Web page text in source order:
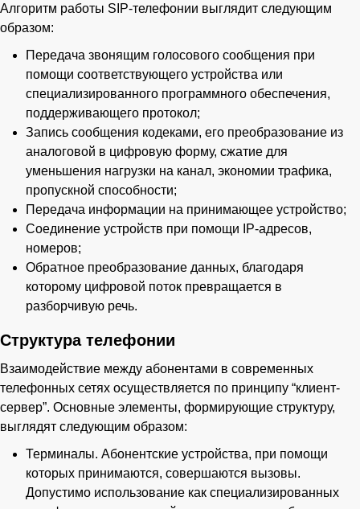
Алгоритм работы SIP-телефонии выглядит следующим
образом:
Передача звонящим голосового сообщения при
помощи соответствующего устройства или
специализированного программного обеспечения,
поддерживающего протокол;
Запись сообщения кодеками, его преобразование из
аналоговой в цифровую форму, сжатие для
уменьшения нагрузки на канал, экономии трафика,
пропускной способности;
Передача информации на принимающее устройство;
Соединение устройств при помощи IP-адресов,
номеров;
Обратное преобразование данных, благодаря
которому цифровой поток превращается в
разборчивую речь.
Структура телефонии
Взаимодействие между абонентами в современных
телефонных сетях осуществляется по принципу “клиент-
сервер”. Основные элементы, формирующие структуру,
выглядят следующим образом:
Терминалы. Абонентские устройства, при помощи
которых принимаются, совершаются вызовы.
Допустимо использование как специализированных